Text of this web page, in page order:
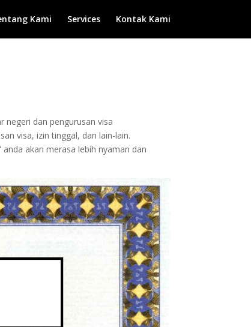
Kami Services Kontak Kami
negeri dan pengurusan visa
visa, izin tinggal, dan lain-lain.
akan merasa lebih nyaman dan